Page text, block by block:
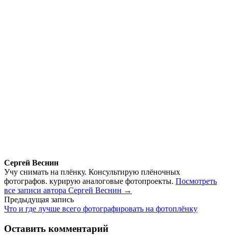
Сергей Веснин
Учу снимать на плёнку. Консультирую плёночных
фотографов. курирую аналоговые фотопроекты. Посмотреть
все записи автора Сергей Веснин →
Навигация
по
записям
Предыдущая запись
Что и где лучше всего фотографировать на фотоплёнку
Оставить комментарий